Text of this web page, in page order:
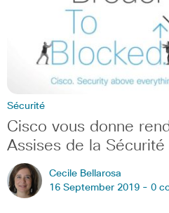
Sécurité
Cisco vous donne
Assises de la Sécurité
Cecile Bellarosa
16 September 2019 - 0